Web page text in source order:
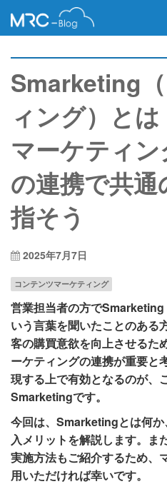
Smarketing
ィング）とは
マーケティ
の連携で共通
指そう
2025年7月7日
コンテンツマーケティング
営業担当者の方で
いう言葉を聞いたことのある
客の購買意欲を向上させるた
ーケティングの連携が重要と
現する上で有効となるのが、
Smarketingです。
今回は、Smarketingとは何
入メリットを解説します。
実施方法もご紹介するため、
用いただければ幸いです。